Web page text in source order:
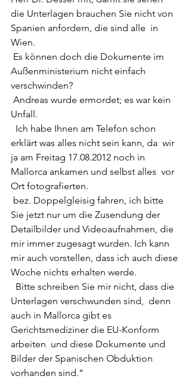
die Unterlagen brauchen Sie nicht von
Spanien anfordern, die sind alle  in
Wien.
Außenministerium nicht einfach
verschwinden?
Unfall.
erklärt was alles nicht sein kann, da  wir
ja am Freitag 17.08.2012 noch in
Mallorca ankamen und selbst alles  vor
Ort fotografierten.
Sie jetzt nur um die Zusendung der
Detailbilder und Videoaufnahmen, die
mir immer zugesagt wurden. Ich kann
mir auch vorstellen, dass ich auch diese
Woche nichts erhalten werde.
Unterlagen verschwunden sind,  denn
auch in Mallorca gibt es
Gerichtsmediziner die EU-Konform
arbeiten  und diese Dokumente und
Bilder der Spanischen Obduktion
vorhanden sind.“